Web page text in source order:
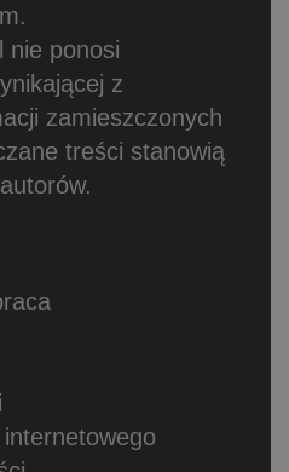
nie ponosi
z
zamieszczonych
treści stanowią